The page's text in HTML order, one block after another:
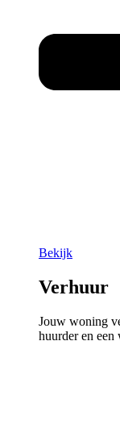
Bekijk
Verhuur
Jouw woning
huurder en een